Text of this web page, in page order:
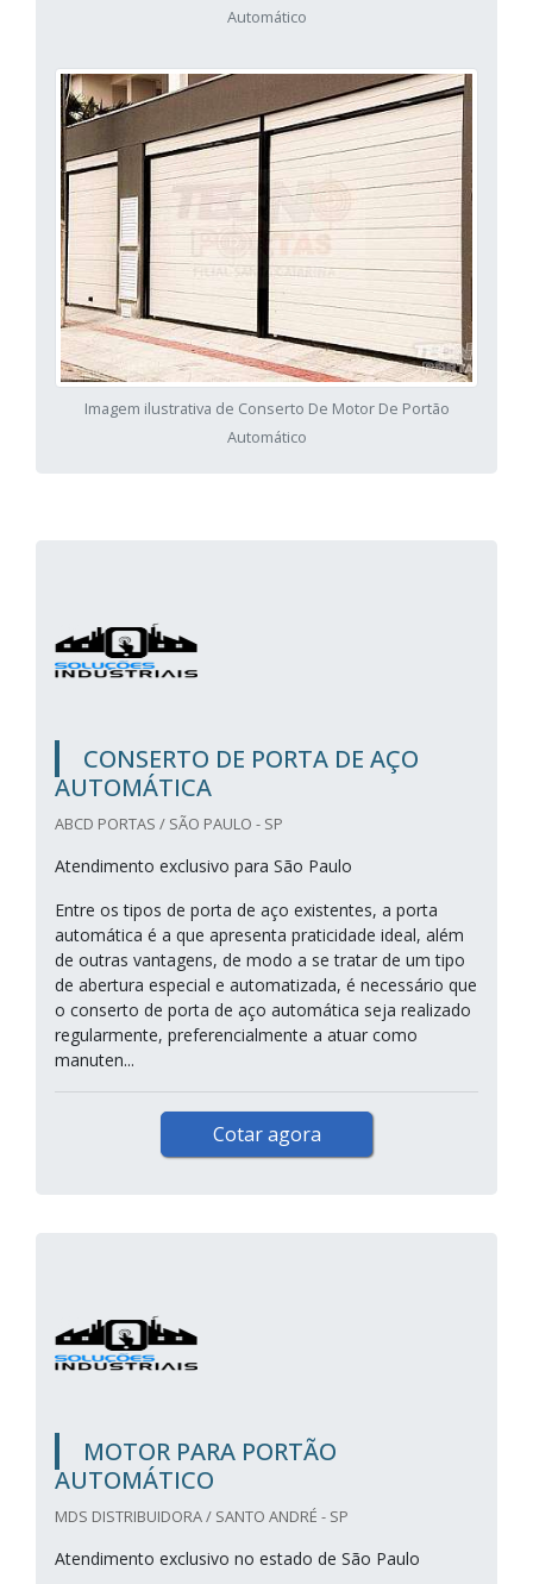
Automático
Imagem ilustrativa de Conserto De Motor De Portão
Automático
CONSERTO DE PORTA DE AÇO
AUTOMÁTICA
ABCD PORTAS / SÃO PAULO - SP
Atendimento exclusivo para São Paulo
Entre os tipos de porta de aço existentes, a porta
automática é a que apresenta praticidade ideal, além
de outras vantagens, de modo a se tratar de um tipo
de abertura especial e automatizada, é necessário que
o conserto de porta de aço automática seja realizado
regularmente, preferencialmente a atuar como
manuten...
Cotar agora
MOTOR PARA PORTÃO
AUTOMÁTICO
MDS DISTRIBUIDORA / SANTO ANDRÉ - SP
Atendimento exclusivo no estado de São Paulo